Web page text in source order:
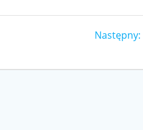
Następny: